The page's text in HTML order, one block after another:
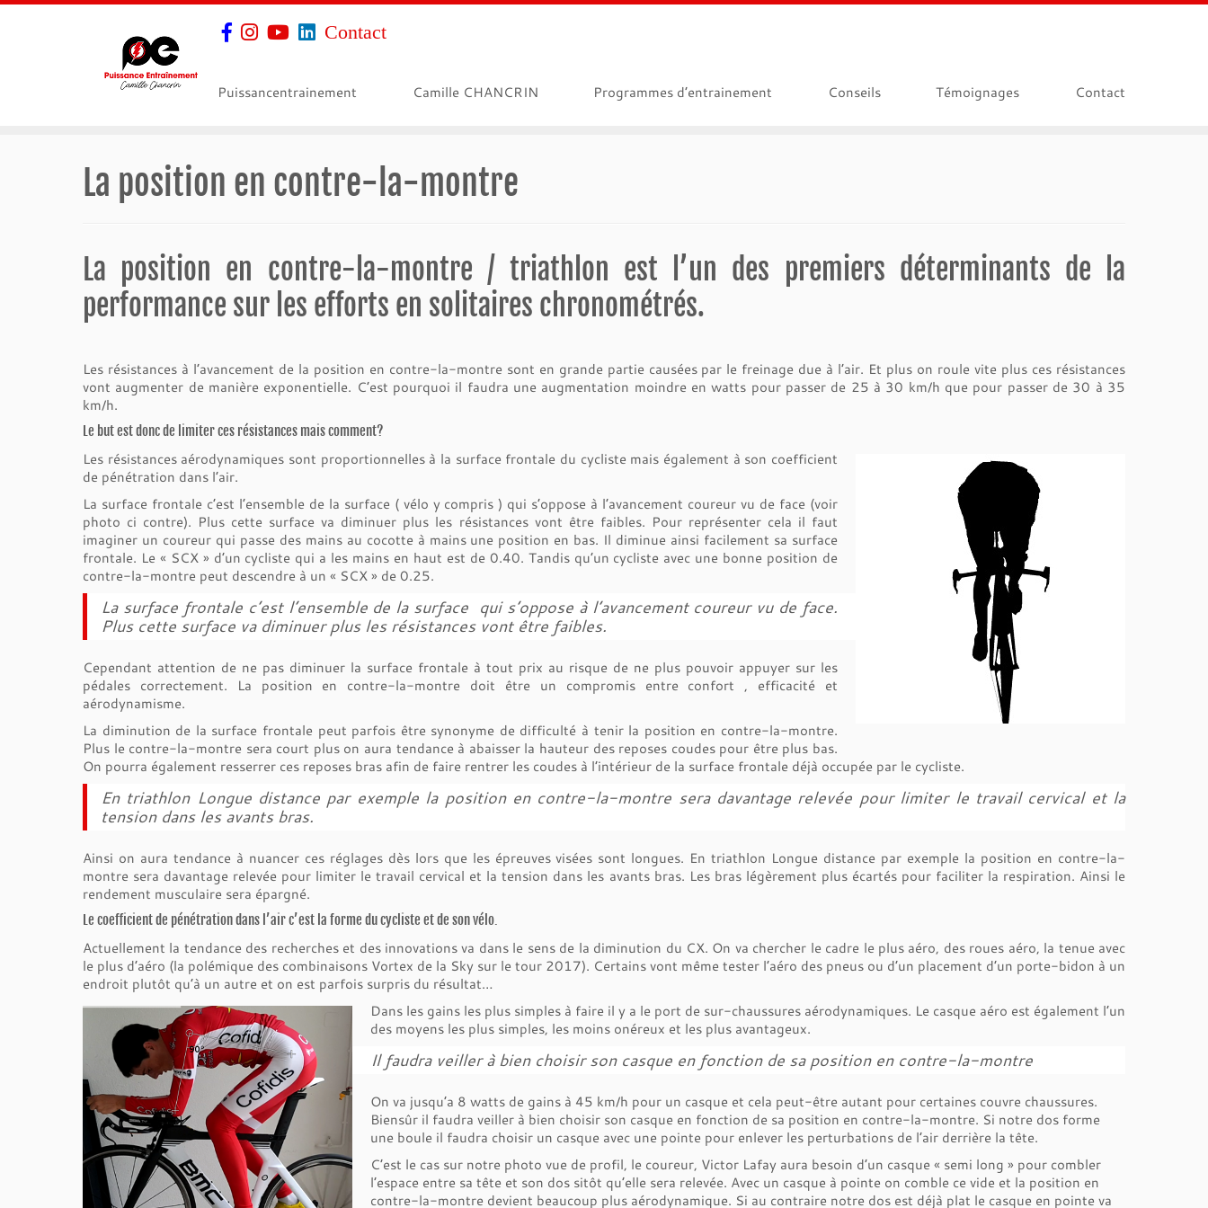
Contact
Puissancentrainement Camille CHANCRIN Programmes d’entrainement Conseils Témoignages Contact
La position en contre-la-montre
La position en contre-la-montre / triathlon est l’un des premiers déterminants de la
performance sur les efforts en solitaires chronométrés.
Les résistances à l’avancement de la position en contre-la-montre sont en grande partie causées par le freinage due à l’air. Et plus on roule vite plus ces résistances
vont augmenter de manière exponentielle. C’est pourquoi il faudra une augmentation moindre en watts pour passer de 25 à 30 km/h que pour passer de 30 à 35
km/h.
Le but est donc de limiter ces résistances mais comment?
Les résistances aérodynamiques sont proportionnelles à la surface frontale du cycliste mais également à son coefficient
de pénétration dans l’air.
La surface frontale c’est l’ensemble de la surface ( vélo y compris ) qui s’oppose à l’avancement coureur vu de face (voir
photo ci contre). Plus cette surface va diminuer plus les résistances vont être faibles. Pour représenter cela il faut
imaginer un coureur qui passe des mains au cocotte à mains une position en bas. Il diminue ainsi facilement sa surface
frontale. Le « SCX » d’un cycliste qui a les mains en haut est de 0.40. Tandis qu’un cycliste avec une bonne position de
contre-la-montre peut descendre à un « SCX » de 0.25.
La surface frontale c’est l’ensemble de la surface qui s’oppose à l’avancement coureur vu de face.
Plus cette surface va diminuer plus les résistances vont être faibles.
Cependant attention de ne pas diminuer la surface frontale à tout prix au risque de ne plus pouvoir appuyer sur les
pédales correctement. La position en contre-la-montre doit être un compromis entre confort , efficacité et
aérodynamisme.
La diminution de la surface frontale peut parfois être synonyme de difficulté à tenir la position en contre-la-montre.
Plus le contre-la-montre sera court plus on aura tendance à abaisser la hauteur des reposes coudes pour être plus bas.
On pourra également resserrer ces reposes bras afin de faire rentrer les coudes à l’intérieur de la surface frontale déjà occupée par le cycliste.
En triathlon Longue distance par exemple la position en contre-la-montre sera davantage relevée pour limiter le travail cervical et la
tension dans les avants bras.
Ainsi on aura tendance à nuancer ces réglages dès lors que les épreuves visées sont longues. En triathlon Longue distance par exemple la position en contre-la-
montre sera davantage relevée pour limiter le travail cervical et la tension dans les avants bras. Les bras légèrement plus écartés pour faciliter la respiration. Ainsi le
rendement musculaire sera épargné.
Le coefficient de pénétration dans l’air c’est la forme du cycliste et de son vélo.
Actuellement la tendance des recherches et des innovations va dans le sens de la diminution du CX. On va chercher le cadre le plus aéro, des roues aéro, la tenue avec
le plus d’aéro (la polémique des combinaisons Vortex de la Sky sur le tour 2017). Certains vont même tester l’aéro des pneus ou d’un placement d’un porte-bidon à un
endroit plutôt qu’à un autre et on est parfois surpris du résultat…
Dans les gains les plus simples à faire il y a le port de sur-chaussures aérodynamiques. Le casque aéro est également l’un
des moyens les plus simples, les moins onéreux et les plus avantageux.
Il faudra veiller à bien choisir son casque en fonction de sa position en contre-la-montre
On va jusqu’a 8 watts de gains à 45 km/h pour un casque et cela peut-être autant pour certaines couvre chaussures.
Biensûr il faudra veiller à bien choisir son casque en fonction de sa position en contre-la-montre. Si notre dos forme
une boule il faudra choisir un casque avec une pointe pour enlever les perturbations de l’air derrière la tête.
C’est le cas sur notre photo vue de profil, le coureur, Victor Lafay aura besoin d’un casque « semi long » pour combler
l’espace entre sa tête et son dos sitôt qu’elle sera relevée. Avec un casque à pointe on comble ce vide et la position en
contre-la-montre devient beaucoup plus aérodynamique. Si au contraire notre dos est déjà plat le casque en pointe va